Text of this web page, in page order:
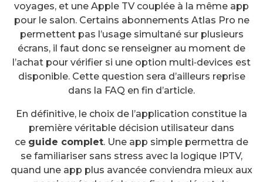
voyages, et une Apple TV couplée à la même app
pour le salon. Certains abonnements Atlas Pro ne
permettent pas l’usage simultané sur plusieurs
écrans, il faut donc se renseigner au moment de
l’achat pour vérifier si une option multi‑devices est
disponible. Cette question sera d’ailleurs reprise
dans la FAQ en fin d’article.
En définitive, le choix de l’application constitue la
première véritable décision utilisateur dans
ce guide complet. Une app simple permettra de
se familiariser sans stress avec la logique IPTV,
quand une app plus avancée conviendra mieux aux